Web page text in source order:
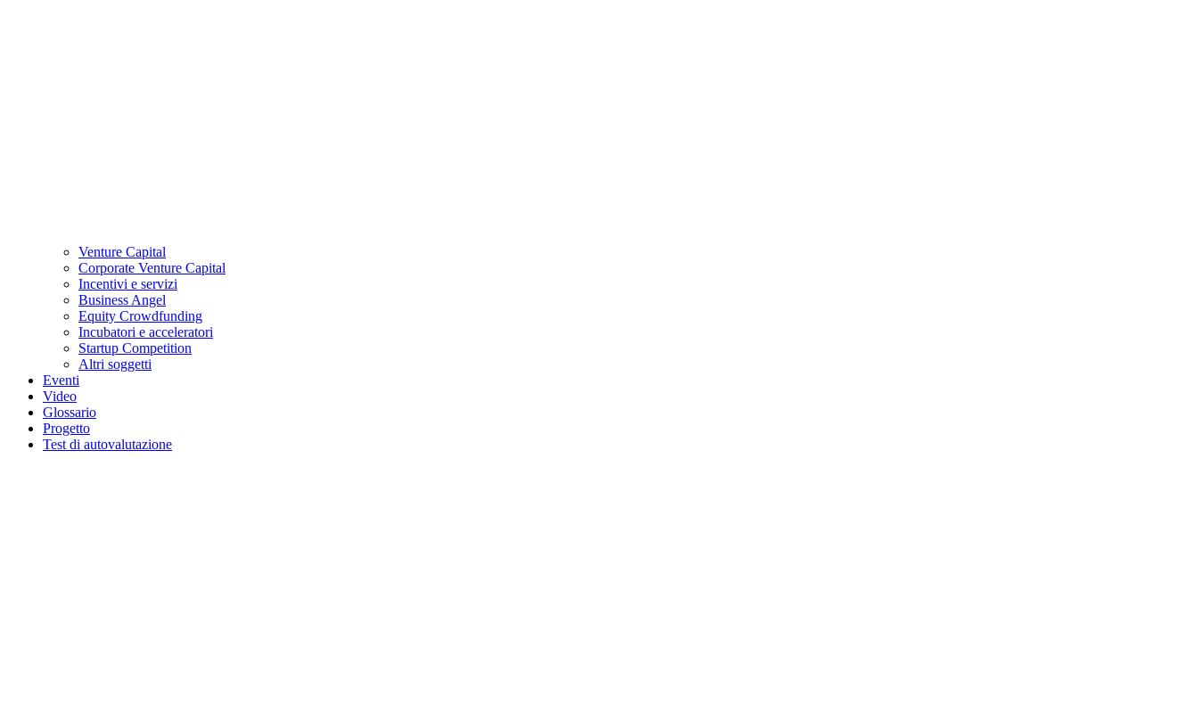
Venture Capital
Corporate Venture Capital
Incentivi e servizi
Business Angel
Equity Crowdfunding
Incubatori e acceleratori
Startup Competition
Altri soggetti
Eventi
Video
Glossario
Progetto
Test di autovalutazione